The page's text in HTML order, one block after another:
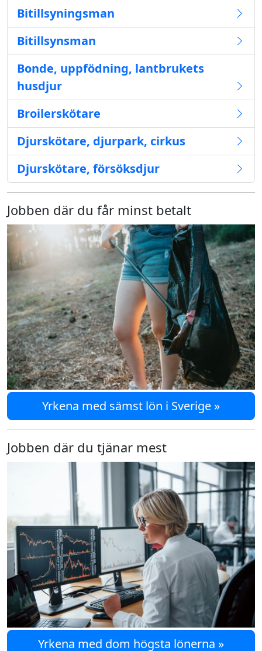
Bitillsyningsman
Bitillsynsman
Bonde, uppfödning, lantbrukets
husdjur
Broilerskötare
Djurskötare, djurpark, cirkus
Djurskötare, försöksdjur
Jobben där du får minst betalt
Yrkena med sämst lön i Sverige »
Jobben där du tjänar mest
Yrkena med dom högsta lönerna »